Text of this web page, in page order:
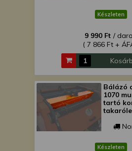
Készleten
9 990 Ft /
( 7 866 Ft +
Bálázó
1070
tartó
Készleten